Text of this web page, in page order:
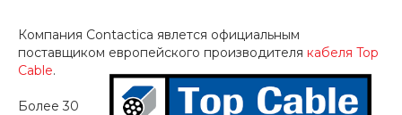
Компания Contactica явлется официальным
поставщиком европейского производителя кабеля Top
Cable.
Более 30